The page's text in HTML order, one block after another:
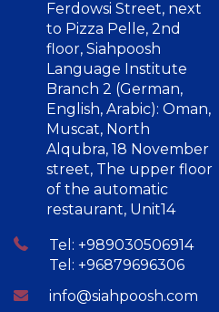
Ferdowsi Street, next
to Pizza Pelle, 2nd
floor, Siahpoosh
Language Institute
Branch 2 (German,
English, Arabic): Oman,
Muscat, North
Alqubra, 18 November
street, The upper floor
of the automatic
restaurant, Unit14
Tel: +989030506914
Tel: +96879696306
info@siahpoosh.com